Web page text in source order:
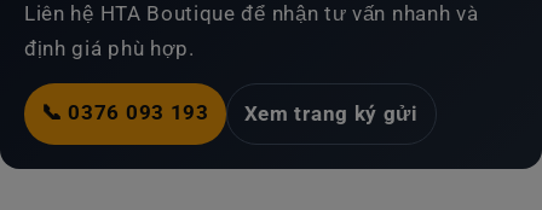
Liên hệ HTA Boutique để nhận tư vấn nhanh và
định giá phù hợp.
📞 0376 093 193 Xem trang ký gửi